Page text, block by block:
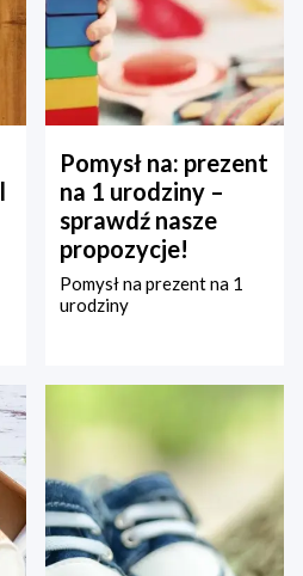
Pomysł na: prezent
na 1 urodziny –
sprawdź nasze
propozycje!
Pomysł na prezent na 1
urodziny